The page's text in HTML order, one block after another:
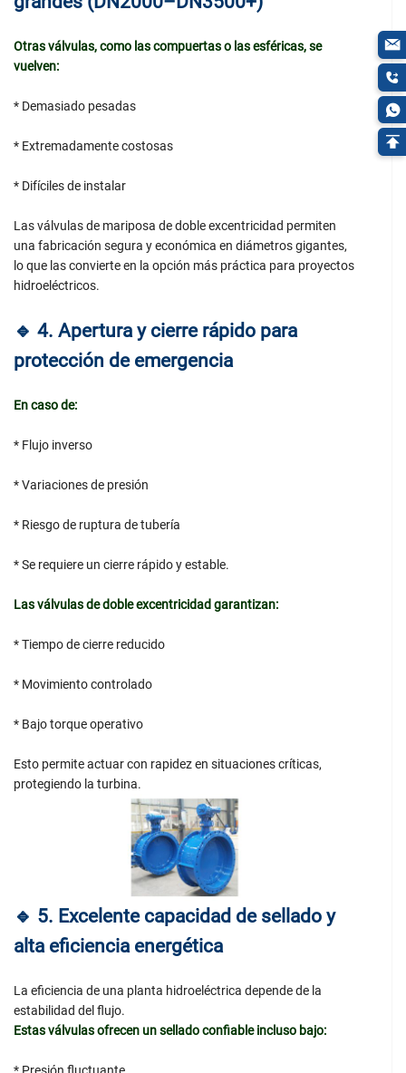
Otras válvulas, como las compuertas o las esféricas, se
vuelven:
* Demasiado pesadas
* Extremadamente costosas
* Difíciles de instalar
Las válvulas de mariposa de doble excentricidad permiten
una fabricación segura y económica en diámetros gigantes,
lo que las convierte en la opción más práctica para proyectos
hidroeléctricos.
🔹 4. Apertura y cierre rápido para
protección de emergencia
En caso de:
* Flujo inverso
* Variaciones de presión
* Riesgo de ruptura de tubería
* Se requiere un cierre rápido y estable.
Las válvulas de doble excentricidad garantizan:
* Tiempo de cierre reducido
* Movimiento controlado
* Bajo torque operativo
Esto permite actuar con rapidez en situaciones críticas,
protegiendo la turbina.
🔹 5. Excelente capacidad de sellado y
alta eficiencia energética
La eficiencia de una planta hidroeléctrica depende de la
estabilidad del flujo.
Estas válvulas ofrecen un sellado confiable incluso bajo:
* Presión fluctuante